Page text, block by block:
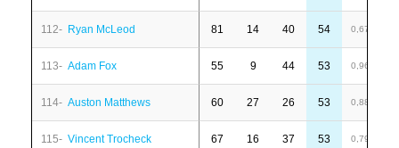
112- Ryan McLeod 81 14 40 54 0,67
113- Adam Fox 55 9 44 53 0,96
114- Auston Matthews 60 27 26 53 0,88
115- Vincent Trocheck 67 16 37 53 0,79